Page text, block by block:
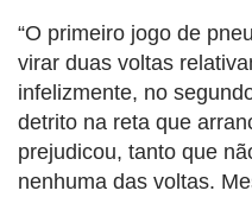
“O primeiro jogo de
virar duas voltas
infelizmente, no
detrito na reta que
prejudicou, tanto que
nenhuma das voltas.